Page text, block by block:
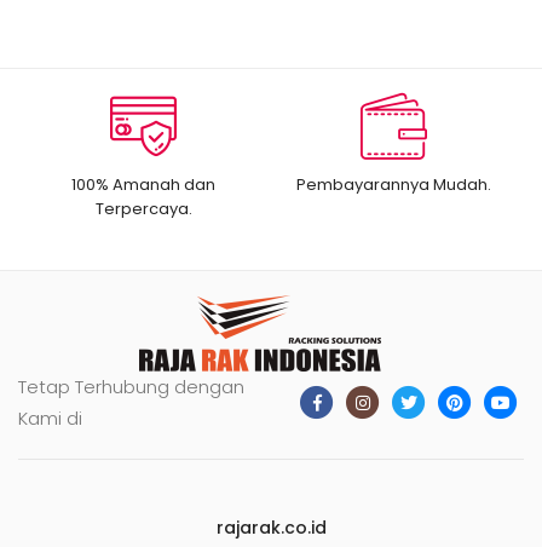
100% Amanah dan
Terpercaya.
Pembayarannya Mudah.
Tetap Terhubung dengan
Kami di
rajarak.co.id